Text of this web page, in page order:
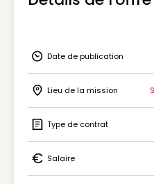
Icon Date de
Date de publication
Icon Lieu de la mission
Lieu de la mission
Icon Type de contrat
Type de contrat
Icon Salaire
Salaire